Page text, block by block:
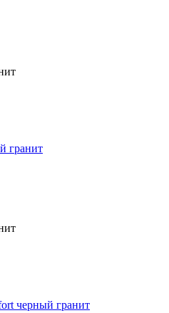
гранит
черный гранит